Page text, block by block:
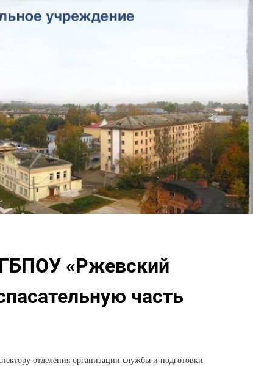
«Ржевский
часть
отделения организации службы и подготовки